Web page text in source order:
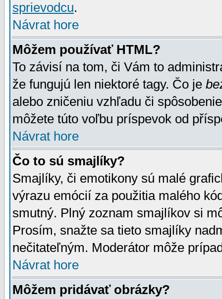
sprievodcu.
Návrat hore
Môžem používať HTML?
To závisí na tom, či Vám to
že fungujú len niektoré tagy. Čo je
alebo zničeniu vzhľadu či
môžete túto voľbu príspevok od
Návrat hore
Čo to sú smajlíky?
Smajlíky, či emotikony sú malé
výrazu emócií za použitia malého
smutný. Plný zoznam smajlíkov si
Prosím, snažte sa tieto smajlíky
nečitateľným. Moderátor môže
Návrat hore
Môžem pridávať obrázky?